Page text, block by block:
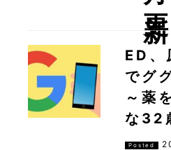
ED、
でグ
～薬
な32
Posted